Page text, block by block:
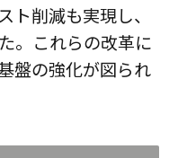
ト削減も実現し、
。これらの改革に
盤の強化が図られ